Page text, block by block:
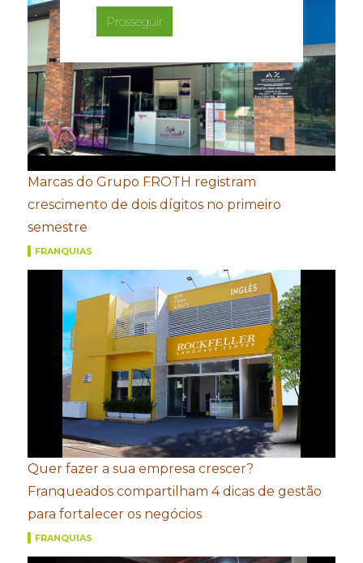
Prosseguir
Marcas do Grupo FROTH registram
crescimento de dois dígitos no primeiro
semestre
FRANQUIAS
Quer fazer a sua empresa crescer?
Franqueados compartilham 4 dicas de gestão
para fortalecer os negócios
FRANQUIAS